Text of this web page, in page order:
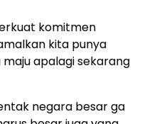
komitmen
kita punya
apalagi sekarang
negara besar ga